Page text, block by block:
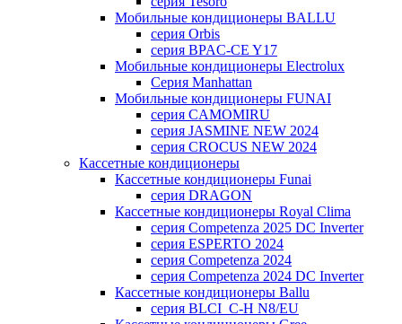
Мобильные кондиционеры BALLU
серия Orbis
серия BPAC-CE Y17
Мобильные кондиционеры Electrolux
Cерия Manhattan
Мобильные кондиционеры FUNAI
серия CAMOMIRU
серия JASMINE NEW 2024
серия CROCUS NEW 2024
Кассетные кондиционеры
Кассетные кондиционеры Funai
серия DRAGON
Кассетные кондиционеры Royal Clima
серия Competenza 2025 DC Inverter
серия ESPERTO 2024
серия Competenza 2024
серия Competenza 2024 DC Inverter
Кассетные кондиционеры Ballu
серия BLCI_C-H N8/EU